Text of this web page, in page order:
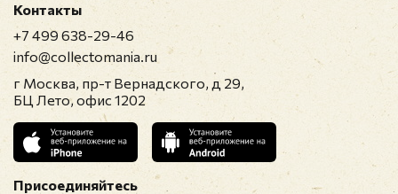
Перед публикацией отзывы проходят
модерацию
Контакты
+7 499 638-29-46
info@collectomania.ru
г Москва, пр-т Вернадского, д 29,
БЦ Лето, офис 1202
Присоединяйтесь